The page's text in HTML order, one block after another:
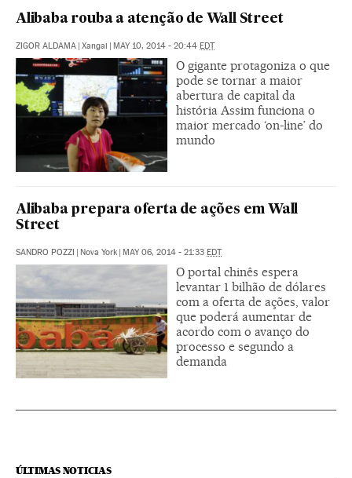
Alibaba rouba a atenção de Wall Street
ZIGOR ALDAMA Xangai MAY 10, 2014 - 20:44 EDT
O gigante protagoniza o que
pode se tornar a maior
abertura de capital da
história Assim funciona o
maior mercado ‘on-line’ do
mundo
Alibaba prepara oferta de ações em Wall
Street
SANDRO POZZI Nova York MAY 06, 2014 - 21:33 EDT
O portal chinês espera
levantar 1 bilhão de dólares
com a oferta de ações, valor
que poderá aumentar de
acordo com o avanço do
processo e segundo a
demanda
ÚLTIMAS NOTICIAS